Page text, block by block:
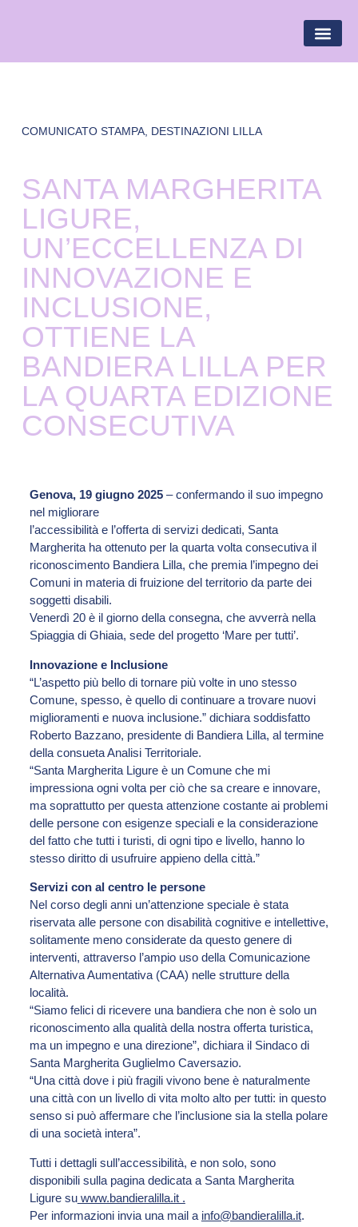
COMUNICATO STAMPA, DESTINAZIONI LILLA
SANTA MARGHERITA
LIGURE,
UN’ECCELLENZA DI
INNOVAZIONE E
INCLUSIONE,
OTTIENE LA
BANDIERA LILLA PER
LA QUARTA EDIZIONE
CONSECUTIVA
Genova, 19 giugno 2025– confermando il suo impegno
nel migliorare
l’accessibilità e l’offerta di servizi dedicati, Santa
Margherita ha ottenuto per la quarta volta consecutiva il
riconoscimento Bandiera Lilla, che premia l’impegno dei
Comuni in materia di fruizione del territorio da parte dei
soggetti disabili.
Venerdì 20 è il giorno della consegna, che avverrà nella
Spiaggia di Ghiaia, sede del progetto ‘Mare per tutti’.
Innovazione e Inclusione
“L’aspetto più bello di tornare più volte in uno stesso
Comune, spesso, è quello di continuare a trovare nuovi
miglioramenti e nuova inclusione.” dichiara soddisfatto
Roberto Bazzano, presidente di Bandiera Lilla, al termine
della consueta Analisi Territoriale.
“Santa Margherita Ligure è un Comune che mi
impressiona ogni volta per ciò che sa creare e innovare,
ma soprattutto per questa attenzione costante ai problemi
delle persone con esigenze speciali e la considerazione
del fatto che tutti i turisti, di ogni tipo e livello, hanno lo
stesso diritto di usufruire appieno della città.”
Servizi con al centro le persone
Nel corso degli anni un’attenzione speciale è stata
riservata alle persone con disabilità cognitive e intellettive,
solitamente meno considerate da questo genere di
interventi, attraverso l’ampio uso della Comunicazione
Alternativa Aumentativa (CAA) nelle strutture della
località.
“Siamo felici di ricevere una bandiera che non è solo un
riconoscimento alla qualità della nostra offerta turistica,
ma un impegno e una direzione”, dichiara il Sindaco di
Santa Margherita Guglielmo Caversazio.
“Una città dove i più fragili vivono bene è naturalmente
una città con un livello di vita molto alto per tutti: in questo
senso si può affermare che l’inclusione sia la stella polare
di una società intera”.
Tutti i dettagli sull’accessibilità, e non solo, sono
disponibili sulla pagina dedicata a Santa Margherita
Ligure suwww.bandieralilla.it .
Per informazioni invia una mail a info@bandieralilla.it.